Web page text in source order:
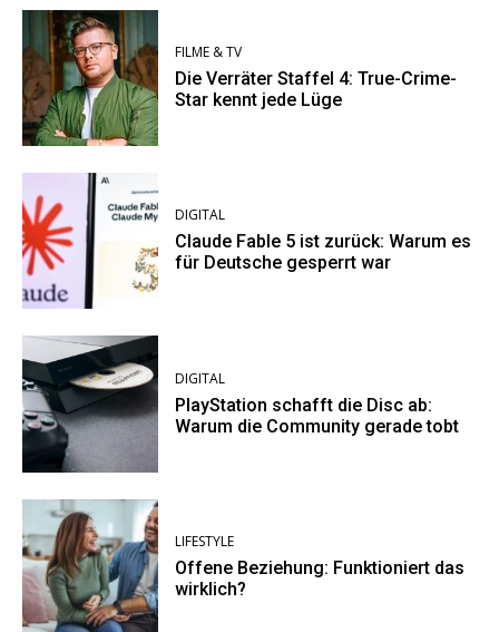
FILME & TV
Die Verräter Staffel 4: True-Crime-
Star kennt jede Lüge
DIGITAL
Claude Fable 5 ist zurück: Warum es
für Deutsche gesperrt war
DIGITAL
PlayStation schafft die Disc ab:
Warum die Community gerade tobt
LIFESTYLE
Offene Beziehung: Funktioniert das
wirklich?